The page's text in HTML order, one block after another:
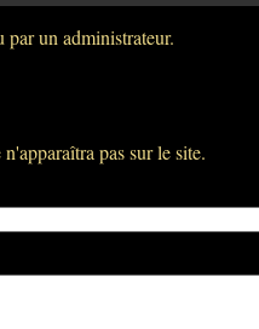
par un administrateur.
pas sur le site.